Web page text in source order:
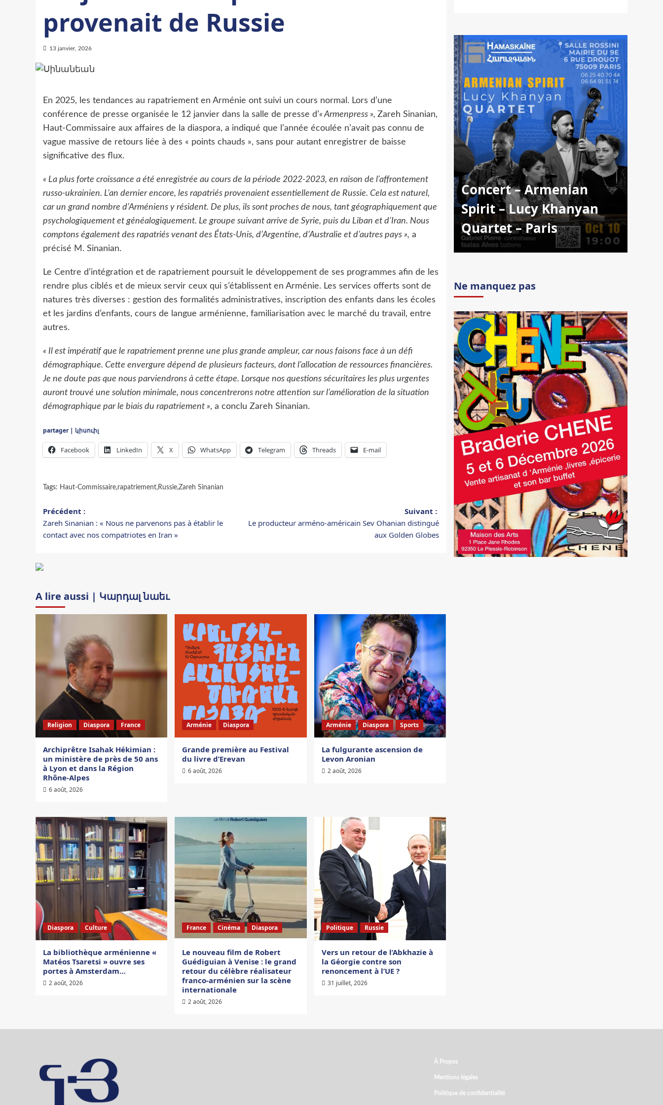
provenait de Russie
13 janvier, 2026
En 2025, les tendances au rapatriement en Arménie ont suivi un cours normal. Lors d’une
conférence de presse organisée le 12 janvier dans la salle de presse d’« Armenpress », Zareh Sinanian,
Haut-Commissaire aux affaires de la diaspora, a indiqué que l’année écoulée n’avait pas connu de
vague massive de retours liée à des « points chauds », sans pour autant enregistrer de baisse
significative des flux.
« La plus forte croissance a été enregistrée au cours de la période 2022-2023, en raison de l’affrontement
russo-ukrainien. L’an dernier encore, les rapatriés provenaient essentiellement de Russie. Cela est naturel,
car un grand nombre d’Arméniens y résident. De plus, ils sont proches de nous, tant géographiquement que
psychologiquement et généalogiquement. Le groupe suivant arrive de Syrie, puis du Liban et d’Iran. Nous
comptons également des rapatriés venant des États-Unis, d’Argentine, d’Australie et d’autres pays », a
précisé M. Sinanian.
Le Centre d’intégration et de rapatriement poursuit le développement de ses programmes afin de les
rendre plus ciblés et de mieux servir ceux qui s’établissent en Arménie. Les services offerts sont de
natures très diverses : gestion des formalités administratives, inscription des enfants dans les écoles
et les jardins d’enfants, cours de langue arménienne, familiarisation avec le marché du travail, entre
autres.
« Il est impératif que le rapatriement prenne une plus grande ampleur, car nous faisons face à un défi
démographique. Cette envergure dépend de plusieurs facteurs, dont l’allocation de ressources financières.
Je ne doute pas que nous parviendrons à cette étape. Lorsque nos questions sécuritaires les plus urgentes
auront trouvé une solution minimale, nous concentrerons notre attention sur l’amélioration de la situation
démographique par le biais du rapatriement », a conclu Zareh Sinanian.
partager | կիսուիլ
Facebook LinkedIn X WhatsApp Telegram Threads E-mail
Tags: Haut-Commissaire,rapatriement,Russie,Zareh Sinanian
Navigation
d’article
Précédent :
Zareh Sinanian : « Nous ne parvenons pas à établir le
contact avec nos compatriotes en Iran »
Suivant :
Le producteur arméno-américain Sev Ohanian distingué
aux Golden Globes
A lire aussi | Կարդալ նաեւ
Religion Diaspora France
Archiprêtre Isahak Hékimian :
un ministère de près de 50 ans
à Lyon et dans la Région
Rhône-Alpes
6 août, 2026
Arménie Diaspora
Grande première au Festival
du livre d’Erevan
6 août, 2026
Arménie Diaspora Sports
La fulgurante ascension de
Levon Aronian
2 août, 2026
Diaspora Culture
La bibliothèque arménienne «
Matéos Tsaretsi » ouvre ses
portes à Amsterdam…
2 août, 2026
France Cinéma Diaspora
Le nouveau film de Robert
Guédiguian à Venise : le grand
retour du célèbre réalisateur
franco-arménien sur la scène
internationale
2 août, 2026
Politique Russie
Vers un retour de l’Abkhazie à
la Géorgie contre son
renoncement à l’UE ?
31 juillet, 2026
Concert – Armenian
Spirit – Lucy Khanyan
Quartet – Paris
Ne manquez pas
À Propos
Mentions légales
Politique de confidentialité